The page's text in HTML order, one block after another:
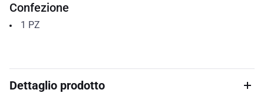
Confezione
1 PZ
Dettaglio prodotto